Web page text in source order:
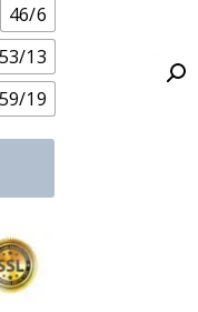
46/6
53/13
59/19